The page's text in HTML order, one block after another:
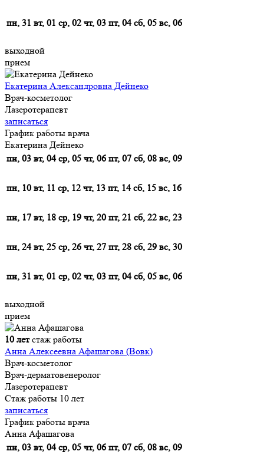
пн, 31 вт, 01 ср, 02 чт, 03 пт, 04 сб, 05 вс, 06
выходной
прием
Екатерина Александровна Дейнеко
Врач-косметолог
Лазеротерапевт
записаться
График работы врача
Екатерина Дейнеко
пн, 03 вт, 04 ср, 05 чт, 06 пт, 07 сб, 08 вс, 09
пн, 10 вт, 11 ср, 12 чт, 13 пт, 14 сб, 15 вс, 16
пн, 17 вт, 18 ср, 19 чт, 20 пт, 21 сб, 22 вс, 23
пн, 24 вт, 25 ср, 26 чт, 27 пт, 28 сб, 29 вс, 30
пн, 31 вт, 01 ср, 02 чт, 03 пт, 04 сб, 05 вс, 06
выходной
прием
10 летстаж работы
Анна Алексеевна Афашагова (Вовк)
Врач-косметолог
Врач-дерматовенеролог
Лазеротерапевт
Стаж работы 10 лет
записаться
График работы врача
Анна Афашагова
пн, 03 вт, 04 ср, 05 чт, 06 пт, 07 сб, 08 вс, 09